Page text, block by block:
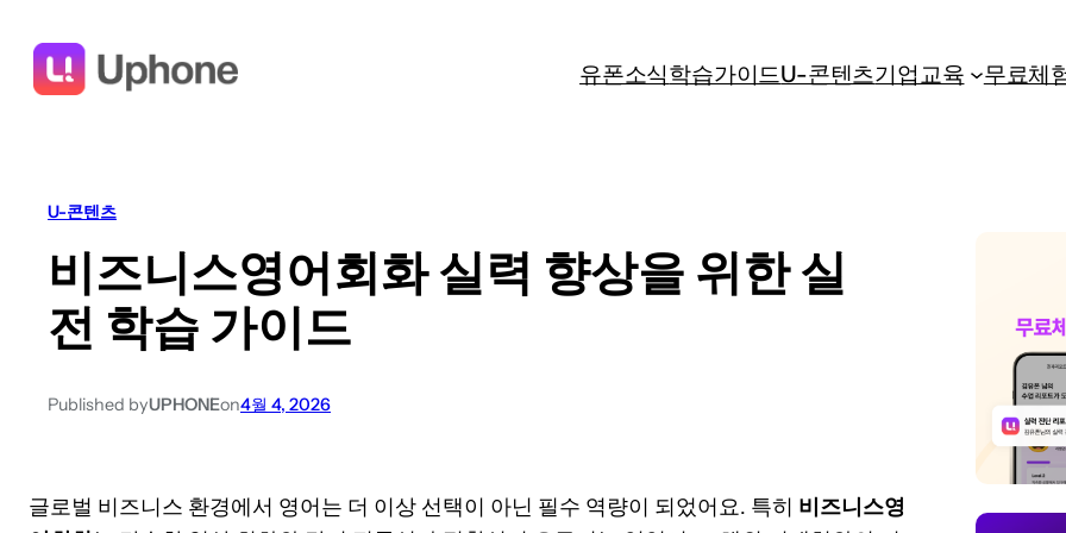
유폰소식학습가이드U-콘텐츠기업교육 무료체
U-콘텐츠
비즈니스영어회화 실력 향상을 위한 실
전 학습 가이드
Published byUPHONEon4월 4, 2026
글로벌 비즈니스 환경에서 영어는 더 이상 선택이 아닌 필수 역량이 되었어요. 특히 비즈니스영